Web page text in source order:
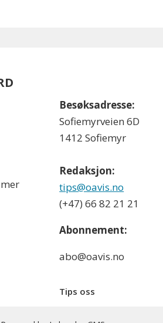
Besøksadresse:
Sofiemyrveien 6D
1412 Sofiemyr
Redaksjon:
tips@oavis.no
(+47) 66 82 21 21
Abonnement:
abo@oavis.no
Tips oss